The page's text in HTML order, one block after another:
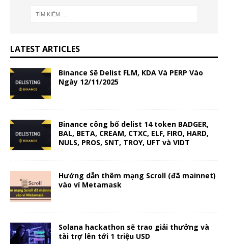
LATEST ARTICLES
Binance Sẽ Delist FLM, KDA Và PERP Vào
Ngày 12/11/2025
Binance công bố delist 14 token BADGER,
BAL, BETA, CREAM, CTXC, ELF, FIRO, HARD,
NULS, PROS, SNT, TROY, UFT và VIDT
Hướng dẫn thêm mạng Scroll (đã mainnet)
vào ví Metamask
Solana hackathon sẽ trao giải thưởng và
tài trợ lên tới 1 triệu USD